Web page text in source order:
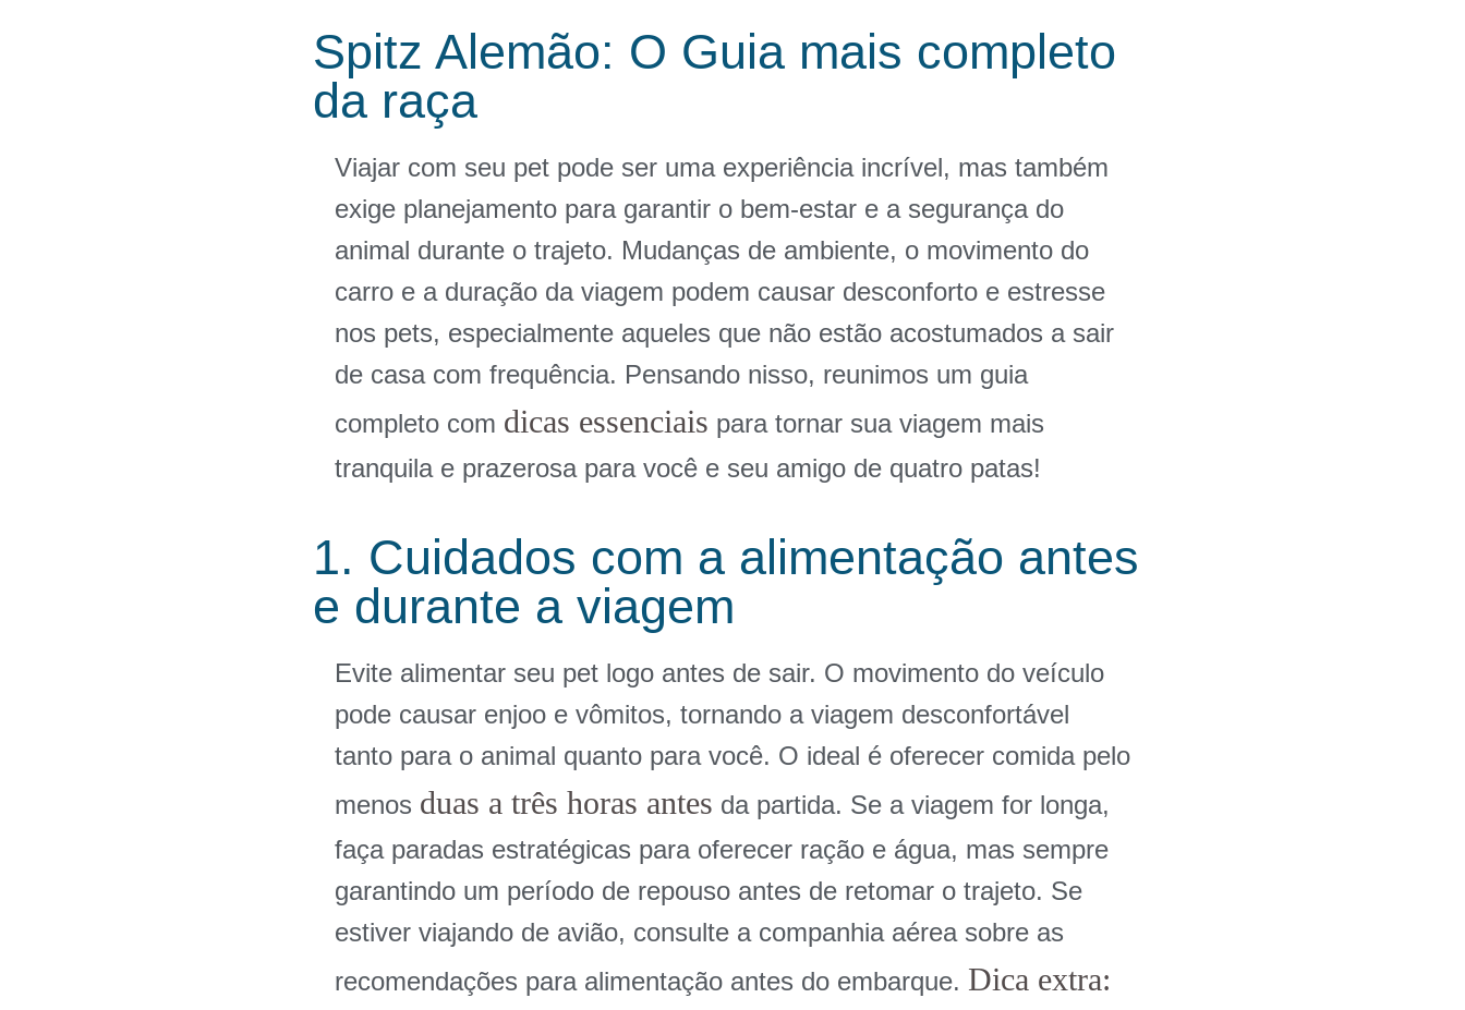
Spitz Alemão: O Guia mais completo
da raça
Viajar com seu pet pode ser uma experiência incrível, mas também
exige planejamento para garantir o bem-estar e a segurança do
animal durante o trajeto. Mudanças de ambiente, o movimento do
carro e a duração da viagem podem causar desconforto e estresse
nos pets, especialmente aqueles que não estão acostumados a sair
de casa com frequência. Pensando nisso, reunimos um guia
completo com dicas essenciais para tornar sua viagem mais
tranquila e prazerosa para você e seu amigo de quatro patas!
1. Cuidados com a alimentação antes
e durante a viagem
Evite alimentar seu pet logo antes de sair. O movimento do veículo
pode causar enjoo e vômitos, tornando a viagem desconfortável
tanto para o animal quanto para você. O ideal é oferecer comida pelo
menos duas a três horas antes da partida. Se a viagem for longa,
faça paradas estratégicas para oferecer ração e água, mas sempre
garantindo um período de repouso antes de retomar o trajeto. Se
estiver viajando de avião, consulte a companhia aérea sobre as
recomendações para alimentação antes do embarque. Dica extra: